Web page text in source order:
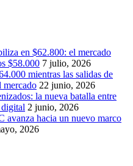
en $62.800: el mercado
$58.000 7 julio, 2026
mientras las salidas de
mercado 22 junio, 2026
la nueva batalla entre
2 junio, 2026
avanza hacia un nuevo marco
2026